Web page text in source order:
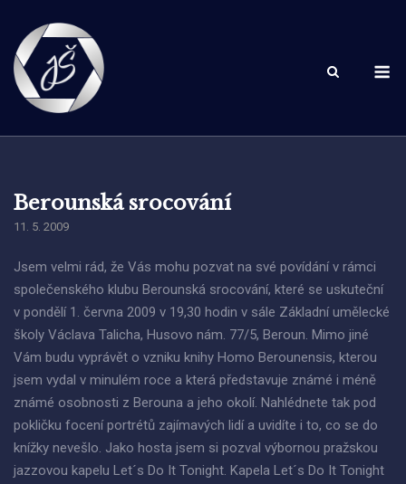
content
Berounská srocování
11. 5. 2009
Jsem velmi rád, že Vás mohu pozvat na své povídání v rámci
společenského klubu Berounská srocování, které se uskuteční
v pondělí 1. června 2009 v 19,30 hodin v sále Základní umělecké
školy Václava Talicha, Husovo nám. 77/5, Beroun. Mimo jiné
Vám budu vyprávět o vzniku knihy Homo Berounensis, kterou
jsem vydal v minulém roce a která představuje známé i méně
známé osobnosti z Berouna a jeho okolí. Nahlédnete tak pod
pokličku focení portrétů zajímavých lidí a uvidíte i to, co se do
knížky nevešlo. Jako hosta jsem si pozval výbornou pražskou
jazzovou kapelu Let´s Do It Tonight. Kapela Let´s Do It Tonight